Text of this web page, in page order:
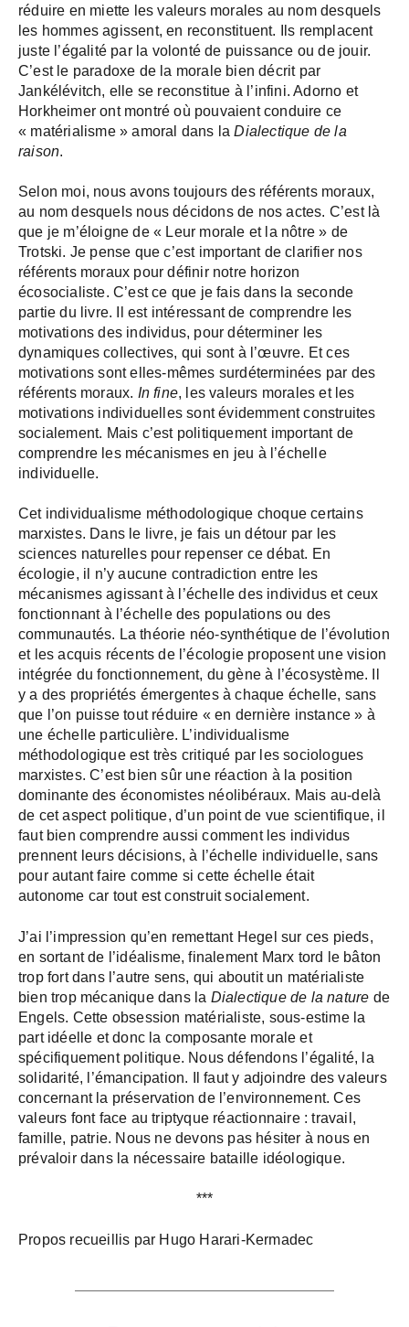
réduire en miette les valeurs morales au nom desquels
les hommes agissent, en reconstituent. Ils remplacent
juste l’égalité par la volonté de puissance ou de jouir.
C’est le paradoxe de la morale bien décrit par
Jankélévitch, elle se reconstitue à l’infini. Adorno et
Horkheimer ont montré où pouvaient conduire ce
« matérialisme » amoral dans laDialectique de la
raison.
Selon moi, nous avons toujours des référents moraux,
au nom desquels nous décidons de nos actes. C’est là
que je m’éloigne de « Leur morale et la nôtre » de
Trotski. Je pense que c’est important de clarifier nos
référents moraux pour définir notre horizon
écosocialiste. C’est ce que je fais dans la seconde
partie du livre. Il est intéressant de comprendre les
motivations des individus, pour déterminer les
dynamiques collectives, qui sont à l’œuvre. Et ces
motivations sont elles-mêmes surdéterminées par des
référents moraux. In fine, les valeurs morales et les
motivations individuelles sont évidemment construites
socialement. Mais c’est politiquement important de
comprendre les mécanismes en jeu à l’échelle
individuelle.
Cet individualisme méthodologique choque certains
marxistes. Dans le livre, je fais un détour par les
sciences naturelles pour repenser ce débat. En
écologie, il n’y aucune contradiction entre les
mécanismes agissant à l’échelle des individus et ceux
fonctionnant à l’échelle des populations ou des
communautés. La théorie néo-synthétique de l’évolution
et les acquis récents de l’écologie proposent une vision
intégrée du fonctionnement, du gène à l’écosystème. Il
y a des propriétés émergentes à chaque échelle, sans
que l’on puisse tout réduire « en dernière instance » à
une échelle particulière. L’individualisme
méthodologique est très critiqué par les sociologues
marxistes. C’est bien sûr une réaction à la position
dominante des économistes néolibéraux. Mais au-delà
de cet aspect politique, d’un point de vue scientifique, il
faut bien comprendre aussi comment les individus
prennent leurs décisions, à l’échelle individuelle, sans
pour autant faire comme si cette échelle était
autonome car tout est construit socialement.
J’ai l’impression qu’en remettant Hegel sur ces pieds,
en sortant de l’idéalisme, finalement Marx tord le bâton
trop fort dans l’autre sens, qui aboutit un matérialiste
bien trop mécanique dans la Dialectique de la nature de
Engels. Cette obsession matérialiste, sous-estime la
part idéelle et donc la composante morale et
spécifiquement politique. Nous défendons l’égalité, la
solidarité, l’émancipation. Il faut y adjoindre des valeurs
concernant la préservation de l’environnement. Ces
valeurs font face au triptyque réactionnaire : travail,
famille, patrie. Nous ne devons pas hésiter à nous en
prévaloir dans la nécessaire bataille idéologique.
***
Propos recueillis par Hugo Harari-Kermadec